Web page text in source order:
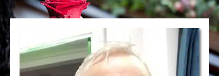
Death notice